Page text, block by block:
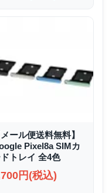
メール便送料無料】
Pixel8a SIMカ
トレイ 全4色
円(税込)